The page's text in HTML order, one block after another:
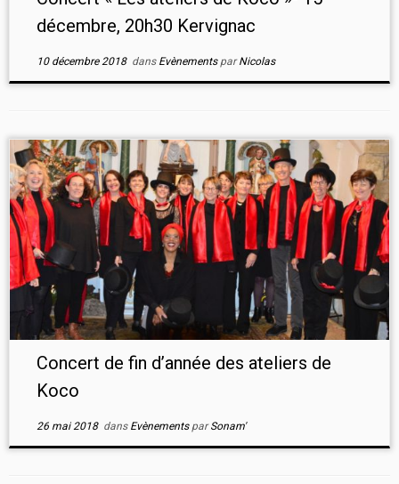
décembre, 20h30 Kervignac
10 décembre 2018dans Evènements parNicolas
Concert de fin d’année des ateliers de
Koco
26 mai 2018dans Evènements parSonam'